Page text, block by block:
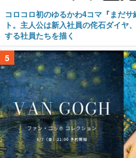
コロコロ初のゆるかわ4コマ『まだ
ト。主人公は新入社員の侘石ダイヤ
する社員たちを描く
5